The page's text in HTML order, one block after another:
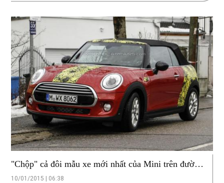
"Chộp" cả đôi mẫu xe mới nhất của Mini trên đường
chạy thử
10/01/2015 | 06:38